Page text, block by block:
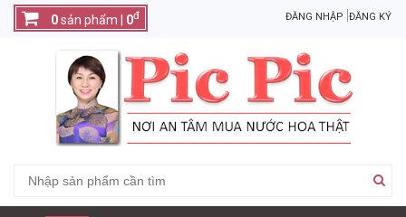
ĐĂNG NHẬP ĐĂNG KÝ
0sản phẩm | 0đ